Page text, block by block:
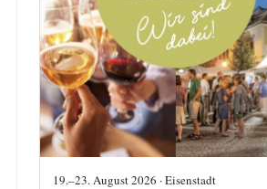
19.–23. August 2026 · Eisenstadt